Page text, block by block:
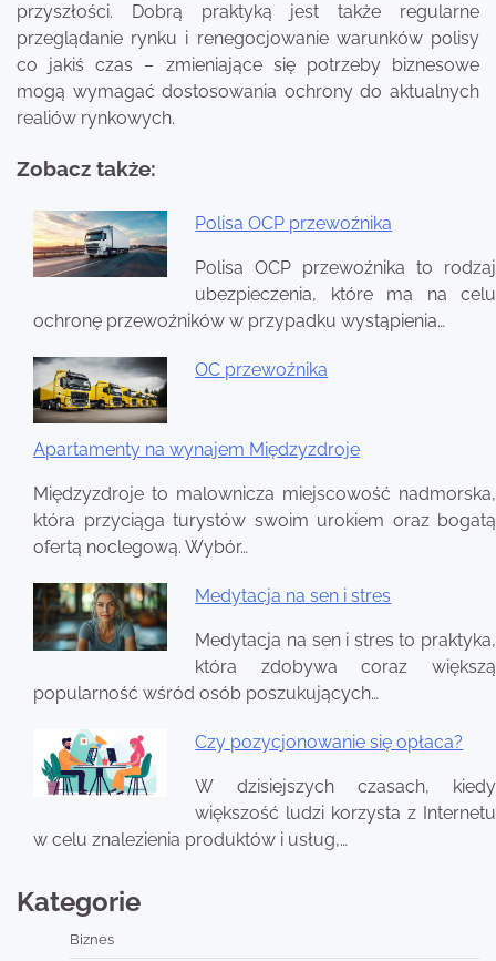
przyszłości. Dobrą praktyką jest także regularne
przeglądanie rynku i renegocjowanie warunków polisy
co jakiś czas – zmieniające się potrzeby biznesowe
mogą wymagać dostosowania ochrony do aktualnych
realiów rynkowych.
Zobacz także:
Polisa OCP przewoźnika
Polisa OCP przewoźnika to rodzaj
ubezpieczenia, które ma na celu
ochronę przewoźników w przypadku wystąpienia…
OC przewoźnika
Apartamenty na wynajem Międzyzdroje
Międzyzdroje to malownicza miejscowość nadmorska,
która przyciąga turystów swoim urokiem oraz bogatą
ofertą noclegową. Wybór…
Medytacja na sen i stres
Medytacja na sen i stres to praktyka,
która zdobywa coraz większą
popularność wśród osób poszukujących…
Czy pozycjonowanie się opłaca?
W dzisiejszych czasach, kiedy
większość ludzi korzysta z Internetu
w celu znalezienia produktów i usług,…
Nawigacja
Kategorie
Biznes